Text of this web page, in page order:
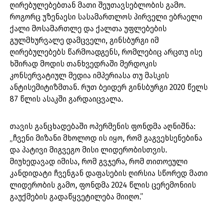
ღირებულებებთან მათი შეუთავსებლობის გამო.
როგორც უზენაესი სასამართლოს პირველი ებრაელი
ქალი მოსამართლე და ქალთა უფლებების
გულმხურვალე დამცველი, გინსბურგი იმ
ღირებულებებს წარმოადგენს, რომლებიც არცთუ ისე
ხშირად მოდის თანხვედრაში მერდოკის
კონსერვატიულ მედია იმპერიასა თუ მასკის
ანტისემიტიზმთან. რუთ ბეიდერ გინსბურგი 2020 წელს
87 წლის ასაკში გარდაიცვალა.
თავის განცხადებაში ოპერმენის ფონდმა აღნიშნა:
„ჩვენი მიზანი მხოლოდ ის იყო, რომ გაგვეხსენებინა
და პატივი მიგვეგო მისი ლიდერობისთვის.
მიუხედავად იმისა, რომ გვჯერა, რომ თითოეული
კანდიდატი ჩვენგან დაფასების ღირსია სწორედ მათი
ლიდერობის გამო, ფონდმა 2024 წლის ცერემონიის
გაუქმების გადაწყვეტილება მიიღო.”